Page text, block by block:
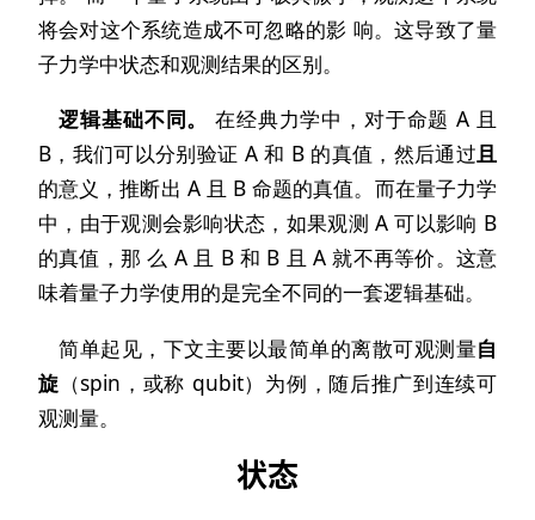
将会对这个系统造成不可忽略的影 响。这导致了量
子力学中状态和观测结果的区别。
逻辑基础不同。
在经典力学中，对于命题 A 且
B，我们可以分别验证 A 和 B 的真值，然后通过且
的意义，推断出 A 且 B 命题的真值。而在量子力学
中，由于观测会影响状态，如果观测 A 可以影响 B
的真值，那 么 A 且 B 和 B 且 A 就不再等价。这意
味着量子力学使用的是完全不同的一套逻辑基础。
简单起见，下文主要以最简单的离散可观测量自
旋 （spin，或称 qubit）为例，随后推广到连续可
观测量。
状态